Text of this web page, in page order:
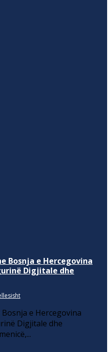
Bosnja e Hercegovina
Digjitale dhe
e Hercegovina
Digjitale dhe